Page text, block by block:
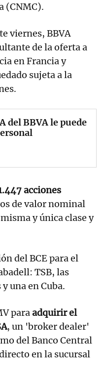
(CNMC).
viernes, BBVA
de la oferta a
en Francia y
sujeta a la
del BBVA le puede
acciones
de valor nominal
y única clase y
del BCE para el
TSB, las
una en Cuba.
paraadquirir el
, un 'broker dealer'
del Banco Central
en la sucursal